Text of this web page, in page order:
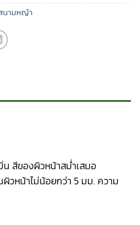
นามหญ้า
สีของผิวหน้าสม่ำเสมอ
หน้าไม่น้อยกว่า 5 มม. ความ